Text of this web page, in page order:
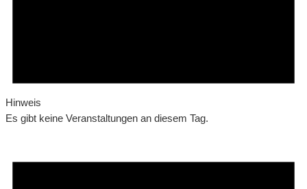
Hinweis
Es gibt keine Veranstaltungen an diesem Tag.